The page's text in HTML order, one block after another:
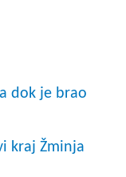
dok je brao
kraj Žminja